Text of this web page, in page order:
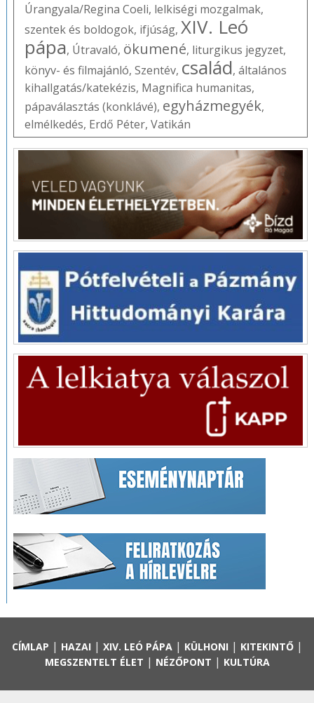
Úrangyala/Regina Coeli, lelkiségi mozgalmak,
szentek és boldogok, ifjúság, XIV. Leó
pápa, Útravaló, ökumené, liturgikus jegyzet,
könyv- és filmajánló, Szentév, család, általános
kihallgatás/katekézis, Magnifica humanitas,
pápaválasztás (konklávé), egyházmegyék,
elmélkedés, Erdő Péter, Vatikán
CÍMLAP | HAZAI | XIV. LEÓ PÁPA| KÜLHONI | KITEKINTŐ|
MEGSZENTELT ÉLET | NÉZŐPONT | KULTÚRA